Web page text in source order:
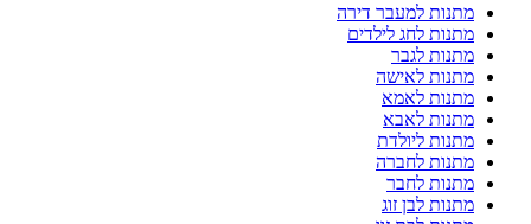
מתנות למעבר דירה
מתנות לחג לילדים
מתנות לגבר
מתנות לאישה
מתנות לאמא
מתנות לאבא
מתנות ליולדת
מתנות לחברה
מתנות לחבר
מתנות לבן זוג